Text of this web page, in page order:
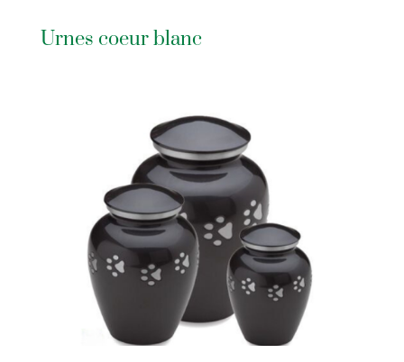
Urnes coeur blanc